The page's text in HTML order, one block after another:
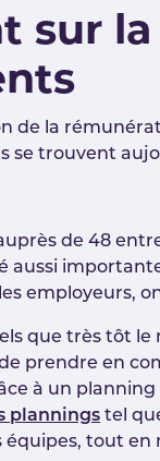
sur
de la
trouvent
de 48
aussi
employeurs,
que très tôt
prendre en
à un
plannings tel
équipes, tout